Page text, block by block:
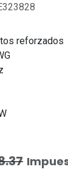
reforzados